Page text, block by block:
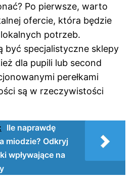
Po pierwsze, warto
ofercie, która będzie
potrzeb.
być specjalistyczne sklepy
dla pupili lub second
perełkami
są w rzeczywistości
Ile naprawdę
miodzie? Odkryj
wpływające na